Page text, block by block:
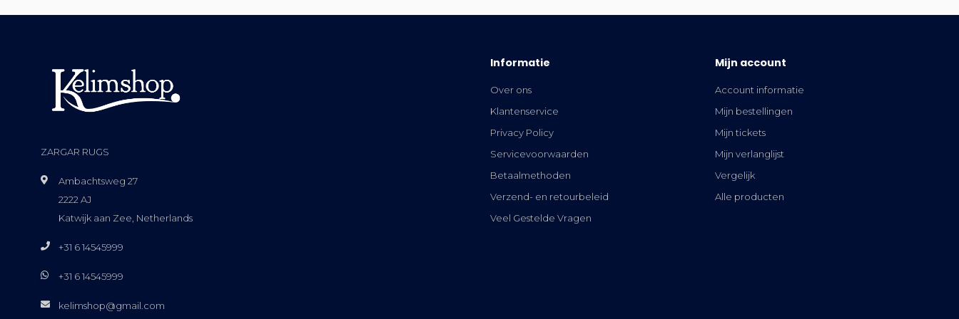
ZARGAR RUGS
Ambachtsweg 27
2222 AJ
Katwijk aan Zee, Netherlands
+31 6 14545999
+31 6 14545999
kelimshop@gmail.com
Informatie
Over ons
Klantenservice
Privacy Policy
Servicevoorwaarden
Betaalmethoden
Verzend- en retourbeleid
Veel Gestelde Vragen
Mijn account
Account informatie
Mijn bestellingen
Mijn tickets
Mijn verlanglijst
Vergelijk
Alle producten